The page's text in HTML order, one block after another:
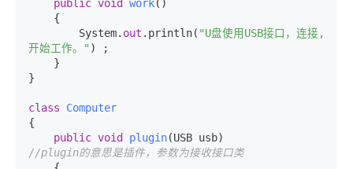
public void work()
        System.
out .println( "U盘使用USB接口，连接,
开始工作。" ) ;
}
class
Computer
{
public void plugin(USB usb
//plugin的意思是插件，参数为接收接口类